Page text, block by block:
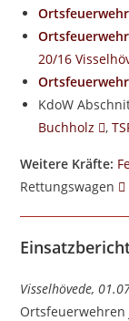
20/16
KdoW
Buchholz
,
Weitere Kräfte:
Rettungswagen
Visselhövede,
Ortsfeuerwehren